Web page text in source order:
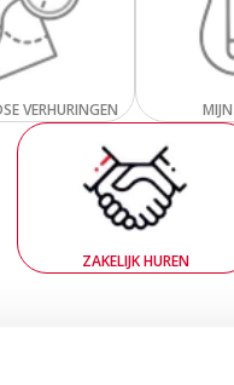
VERHURINGEN
ZAKELIJK HUREN
over